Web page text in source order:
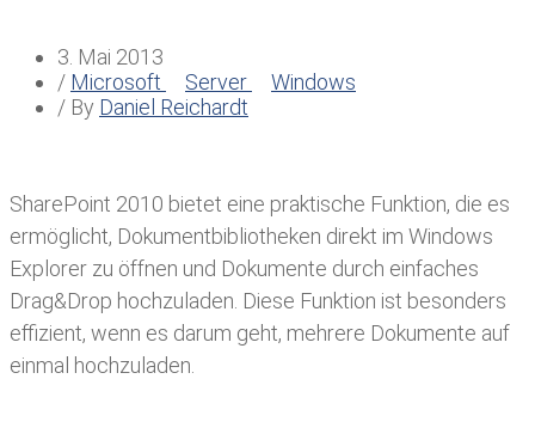
3. Mai 2013
/ Microsoft Server
Windows
/ By Daniel Reichardt
SharePoint 2010 bietet eine praktische Funktion, die es
ermöglicht, Dokumentbibliotheken direkt im Windows
Explorer zu öffnen und Dokumente durch einfaches
Drag&Drop hochzuladen. Diese Funktion ist besonders
effizient, wenn es darum geht, mehrere Dokumente auf
einmal hochzuladen.